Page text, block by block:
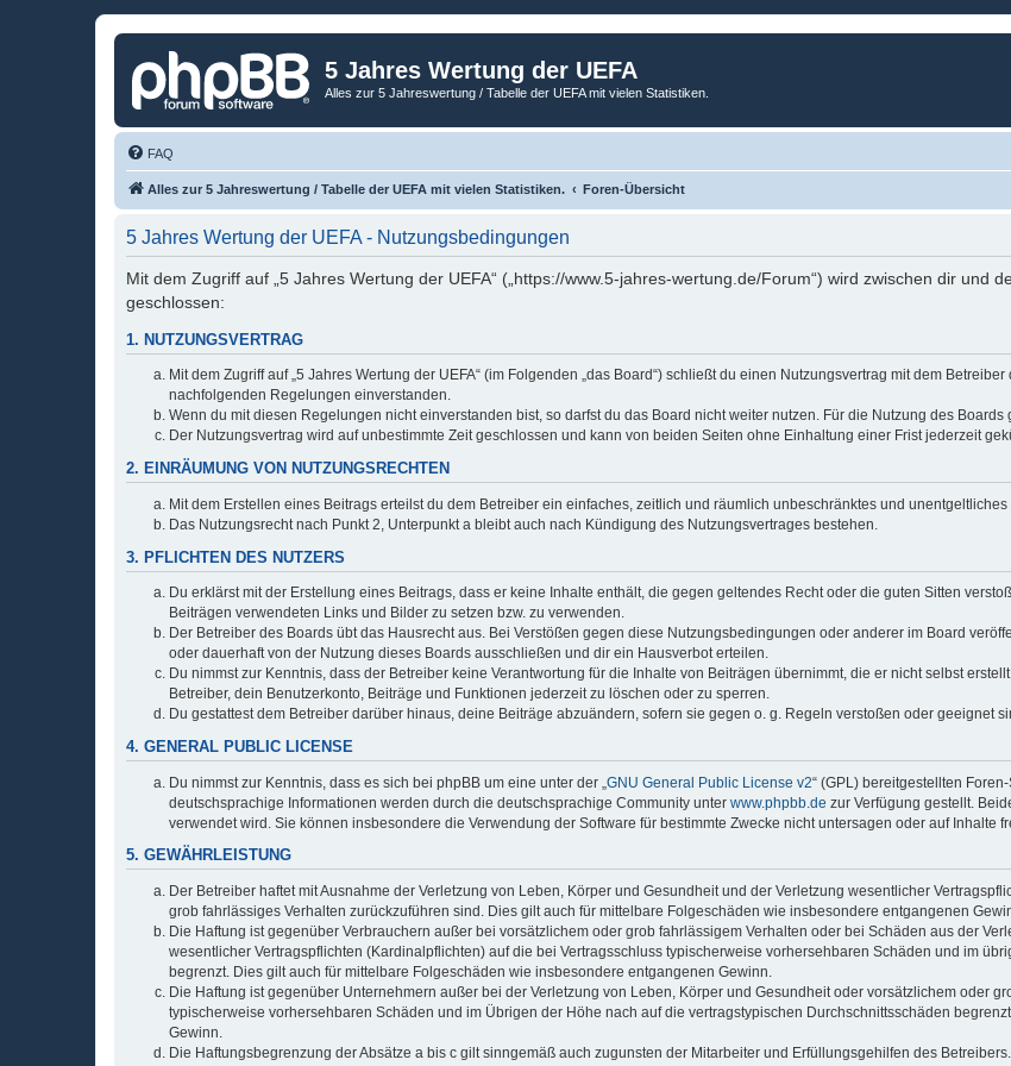
5 Jahres Wertung der UEFA
Alles zur 5 Jahreswertung / Tabelle der UEFA mit vielen Statistiken.
FAQ
Alles zur 5 Jahreswertung / Tabelle der UEFA mit vielen Statistiken. Foren-Übersicht
5 Jahres Wertung der UEFA - Nutzungsbedingungen
Mit dem Zugriff auf „5 Jahres Wertung der UEFA“ („https://www.5-jahres-wertung.de/Forum“) wird zwischen dir und
geschlossen:
1. NUTZUNGSVERTRAG
Mit dem Zugriff auf „5 Jahres Wertung der UEFA“ (im Folgenden „das Board“) schließt du einen Nutzungsvertrag mit dem
nachfolgenden Regelungen einverstanden.
Wenn du mit diesen Regelungen nicht einverstanden bist, so darfst du das Board nicht weiter nutzen. Für die Nutzung des
Der Nutzungsvertrag wird auf unbestimmte Zeit geschlossen und kann von beiden Seiten ohne Einhaltung einer Frist jederzeit
2. EINRÄUMUNG VON NUTZUNGSRECHTEN
Mit dem Erstellen eines Beitrags erteilst du dem Betreiber ein einfaches, zeitlich und räumlich unbeschränktes und
Das Nutzungsrecht nach Punkt 2, Unterpunkt a bleibt auch nach Kündigung des Nutzungsvertrages bestehen.
3. PFLICHTEN DES NUTZERS
Du erklärst mit der Erstellung eines Beitrags, dass er keine Inhalte enthält, die gegen geltendes Recht oder die guten Sitten
Beiträgen verwendeten Links und Bilder zu setzen bzw. zu verwenden.
Der Betreiber des Boards übt das Hausrecht aus. Bei Verstößen gegen diese Nutzungsbedingungen oder anderer im Board
oder dauerhaft von der Nutzung dieses Boards ausschließen und dir ein Hausverbot erteilen.
Du nimmst zur Kenntnis, dass der Betreiber keine Verantwortung für die Inhalte von Beiträgen übernimmt, die er nicht selbst
Betreiber, dein Benutzerkonto, Beiträge und Funktionen jederzeit zu löschen oder zu sperren.
Du gestattest dem Betreiber darüber hinaus, deine Beiträge abzuändern, sofern sie gegen o. g. Regeln verstoßen oder geeignet
4. GENERAL PUBLIC LICENSE
Du nimmst zur Kenntnis, dass es sich bei phpBB um eine unter der „ GNU General Public License v2“ (GPL) bereitgestellten
deutschsprachige Informationen werden durch die deutschsprachige Community unter www.phpbb.de zur Verfügung gestellt.
verwendet wird. Sie können insbesondere die Verwendung der Software für bestimmte Zwecke nicht untersagen oder auf Inhalte
5. GEWÄHRLEISTUNG
Der Betreiber haftet mit Ausnahme der Verletzung von Leben, Körper und Gesundheit und der Verletzung wesentlicher
grob fahrlässiges Verhalten zurückzuführen sind. Dies gilt auch für mittelbare Folgeschäden wie insbesondere entgangenen
Die Haftung ist gegenüber Verbrauchern außer bei vorsätzlichem oder grob fahrlässigem Verhalten oder bei Schäden aus der
wesentlicher Vertragspflichten (Kardinalpflichten) auf die bei Vertragsschluss typischerweise vorhersehbaren Schäden und im
begrenzt. Dies gilt auch für mittelbare Folgeschäden wie insbesondere entgangenen Gewinn.
Die Haftung ist gegenüber Unternehmern außer bei der Verletzung von Leben, Körper und Gesundheit oder vorsätzlichem oder
typischerweise vorhersehbaren Schäden und im Übrigen der Höhe nach auf die vertragstypischen Durchschnittsschäden
Gewinn.
Die Haftungsbegrenzung der Absätze a bis c gilt sinngemäß auch zugunsten der Mitarbeiter und Erfüllungsgehilfen des Betreibers.